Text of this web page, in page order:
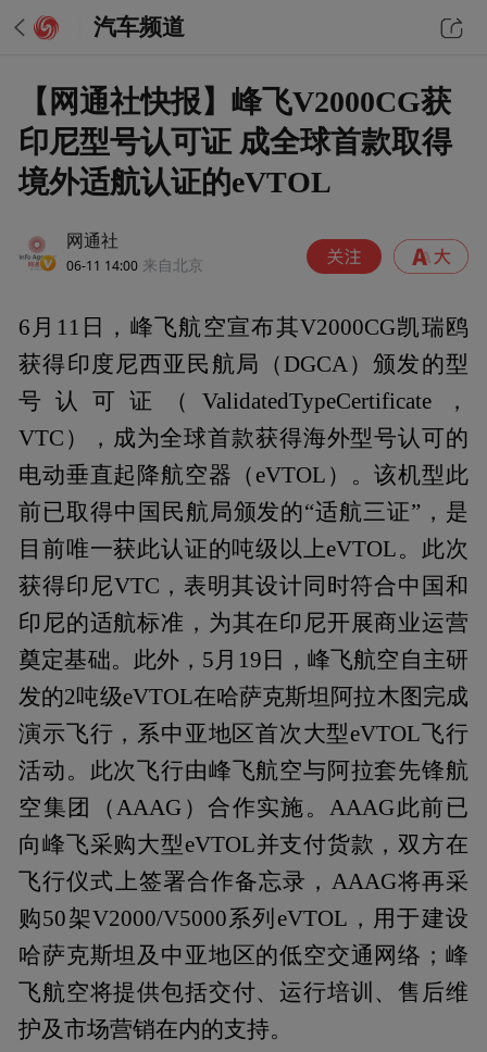
汽车频道
【网通社快报】峰飞V2000CG获
印尼型号认可证 成全球首款取得
境外适航认证的eVTOL
网通社
06-11 14:00 来自北京
6月11日，峰飞航空宣布其V2000CG凯瑞鸥
获得印度尼西亚民航局（DGCA）颁发的型
号认可证（ValidatedTypeCertificate，
VTC），成为全球首款获得海外型号认可的
电动垂直起降航空器（eVTOL）。该机型此
前已取得中国民航局颁发的“适航三证”，是
目前唯一获此认证的吨级以上eVTOL。此次
获得印尼VTC，表明其设计同时符合中国和
印尼的适航标准，为其在印尼开展商业运营
奠定基础。此外，5月19日，峰飞航空自主研
发的2吨级eVTOL在哈萨克斯坦阿拉木图完成
演示飞行，系中亚地区首次大型eVTOL飞行
活动。此次飞行由峰飞航空与阿拉套先锋航
空集团（AAAG）合作实施。AAAG此前已
向峰飞采购大型eVTOL并支付货款，双方在
飞行仪式上签署合作备忘录，AAAG将再采
购50架V2000/V5000系列eVTOL，用于建设
哈萨克斯坦及中亚地区的低空交通网络；峰
飞航空将提供包括交付、运行培训、售后维
护及市场营销在内的支持。